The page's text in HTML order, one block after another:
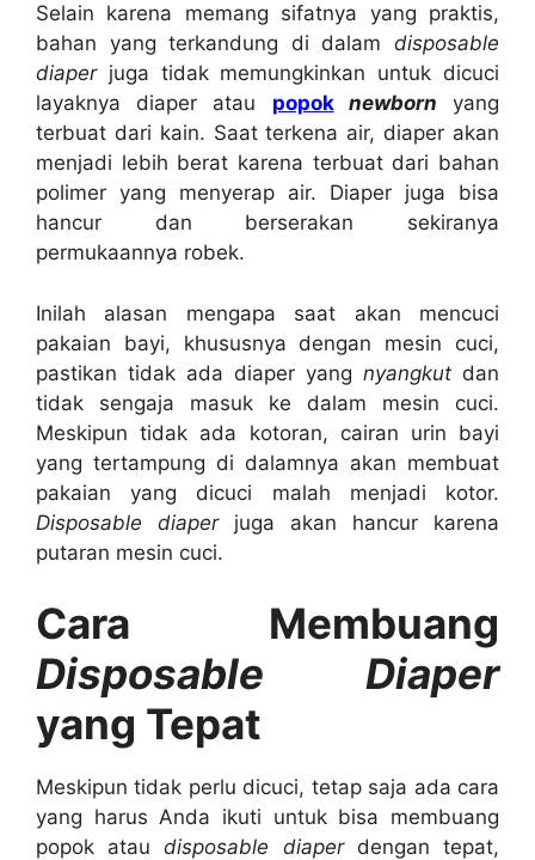
Selain karena memang sifatnya yang praktis,
bahan yang terkandung di dalam disposable
diaper juga tidak memungkinkan untuk dicuci
layaknya diaper atau popok newborn yang
terbuat dari kain. Saat terkena air, diaper akan
menjadi lebih berat karena terbuat dari bahan
polimer yang menyerap air. Diaper juga bisa
hancur dan berserakan sekiranya
permukaannya robek.
Inilah alasan mengapa saat akan mencuci
pakaian bayi, khususnya dengan mesin cuci,
pastikan tidak ada diaper yang nyangkut dan
tidak sengaja masuk ke dalam mesin cuci.
Meskipun tidak ada kotoran, cairan urin bayi
yang tertampung di dalamnya akan membuat
pakaian yang dicuci malah menjadi kotor.
Disposable diaper juga akan hancur karena
putaran mesin cuci.
Cara Membuang
Disposable Diaper
yang Tepat
Meskipun tidak perlu dicuci, tetap saja ada cara
yang harus Anda ikuti untuk bisa membuang
popok ataudisposable diaper dengan tepat,